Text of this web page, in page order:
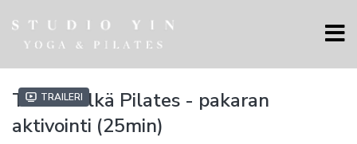
Traileri
Terve Selkä Pilates - pakaran
aktivointi (25min)